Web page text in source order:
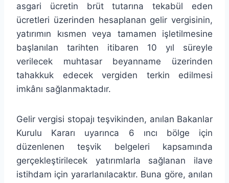
asgari ücretin brüt tutarına tekabül eden
ücretleri üzerinden hesaplanan gelir vergisinin,
yatırımın kısmen veya tamamen işletilmesine
başlanılan tarihten itibaren 10 yıl süreyle
verilecek muhtasar beyanname üzerinden
tahakkuk edecek vergiden terkin edilmesi
imkânı sağlanmaktadır.
Gelir vergisi stopajı teşvikinden, anılan Bakanlar
Kurulu Kararı uyarınca 6 ıncı bölge için
düzenlenen teşvik belgeleri kapsamında
gerçekleştirilecek yatırımlarla sağlanan ilave
istihdam için yararlanılacaktır. Buna göre, anılan